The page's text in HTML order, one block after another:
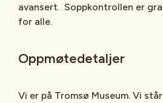
avansert. Soppkontrollen er
for alle.
Oppmøtedetaljer
Vi er på Tromsø Museum. Vi